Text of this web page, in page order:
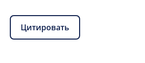
Цитировать